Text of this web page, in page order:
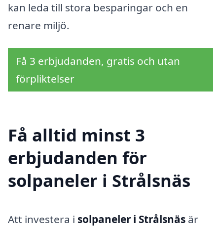
kan leda till stora besparingar och en
renare miljö.
Få 3 erbjudanden, gratis och utan
förpliktelser
Få alltid minst 3
erbjudanden för
solpaneler i Strålsnäs
Att investera i solpaneler i Strålsnäs är